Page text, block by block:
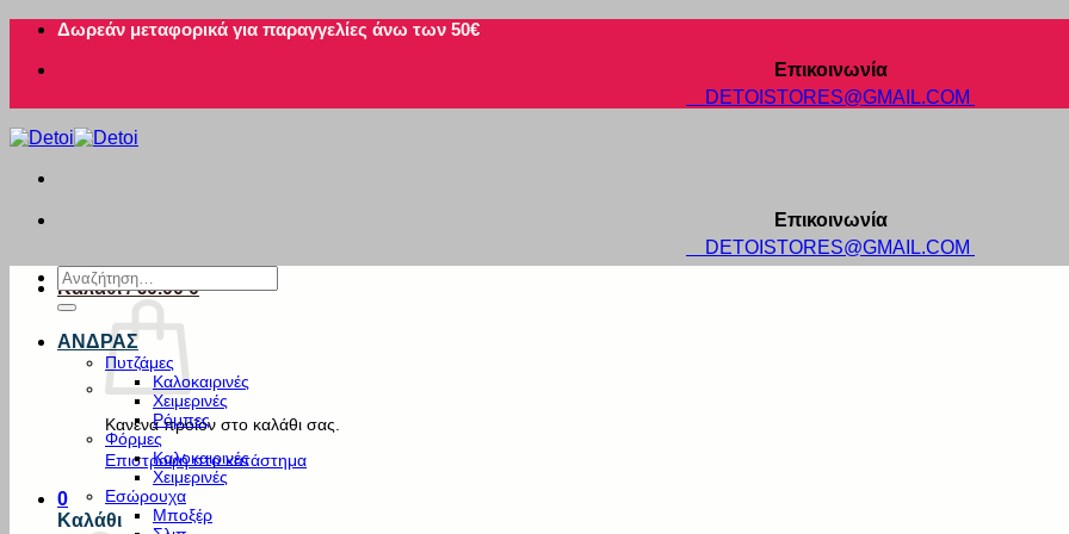
Μετάβαση
περιεχόμενο
Δωρεάν μεταφορικά για παραγγελίες άνω των 50€
Επικοινωνία
DETOISTORES@GMAIL.COM
Επικοινωνία
DETOISTORES@GMAIL.COM
Καλάθι /€0.00 0
Κανένα προϊόν στο καλάθι σας.
Επιστροφή στο κατάστημα
0
Καλάθι
Αναζήτηση
για:
ΑΝΔΡΑΣ
Πυτζάμες
Καλοκαιρινές
Χειμερινές
Ρόμπες
Φόρμες
Καλοκαιρινές
Χειμερινές
Εσώρουχα
Μποξέρ